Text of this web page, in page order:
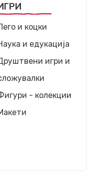
и коцки
и едукација
игри и
- колекции